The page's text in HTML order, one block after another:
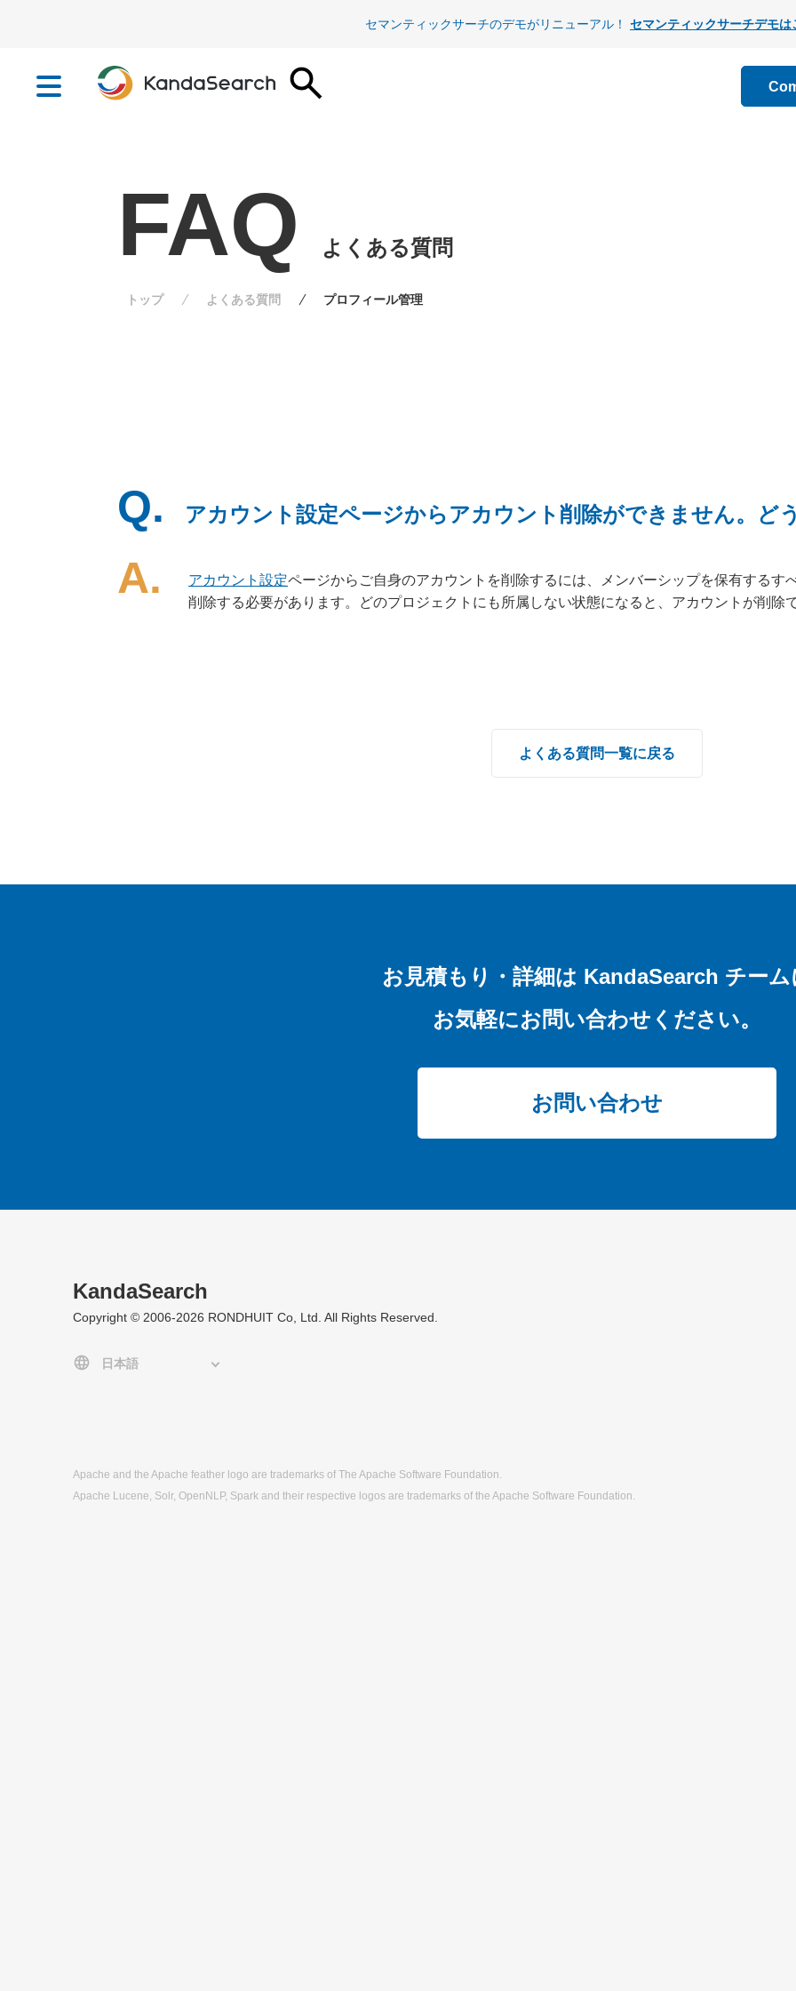
セマンティックサーチのデモがリニューアル！ セマンティックサーチデモは
FAQ よくある質問
トップ よくある質問 プロフィール管理
Q. アカウント設定ページからアカウント削除ができません。ど
A. アカウント設定ページからご自身のアカウントを削除するには、メンバーシップを保有するす
削除する必要があります。どのプロジェクトにも所属しない状態になると、アカウントが削除
よくある質問一覧に戻る
お見積もり・詳細は KandaSearch チーム
お気軽にお問い合わせください。
お問い合わせ
KandaSearch
Copyright © 2006-2026 RONDHUIT Co, Ltd. All Rights Reserved.
Apache and the Apache feather logo are trademarks of The Apache Software Foundation.
Apache Lucene, Solr, OpenNLP, Spark and their respective logos are trademarks of the Apache Software Foundation.